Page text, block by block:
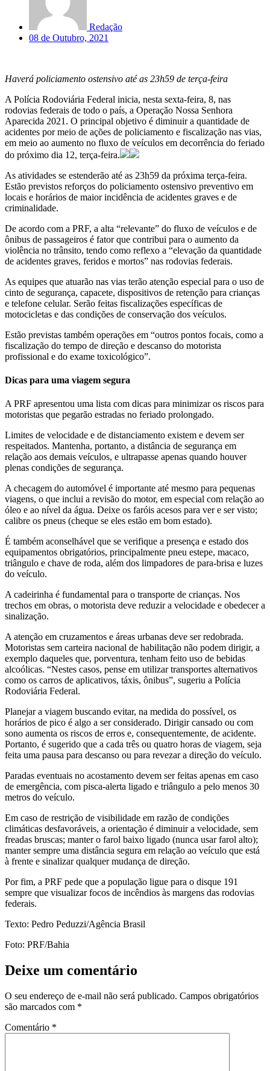
Redação
08 de Outubro, 2021
Haverá policiamento ostensivo até as 23h59 de terça-feira
A Polícia Rodoviária Federal inicia, nesta sexta-feira, 8, nas
rodovias federais de todo o país, a Operação Nossa Senhora
Aparecida 2021. O principal objetivo é diminuir a quantidade de
acidentes por meio de ações de policiamento e fiscalização nas vias,
em meio ao aumento no fluxo de veículos em decorrência do feriado
do próximo dia 12, terça-feira.
As atividades se estenderão até as 23h59 da próxima terça-feira.
Estão previstos reforços do policiamento ostensivo preventivo em
locais e horários de maior incidência de acidentes graves e de
criminalidade.
De acordo com a PRF, a alta “relevante” do fluxo de veículos e de
ônibus de passageiros é fator que contribui para o aumento da
violência no trânsito, tendo como reflexo a “elevação da quantidade
de acidentes graves, feridos e mortos” nas rodovias federais.
As equipes que atuarão nas vias terão atenção especial para o uso de
cinto de segurança, capacete, dispositivos de retenção para crianças
e telefone celular. Serão feitas fiscalizações específicas de
motocicletas e das condições de conservação dos veículos.
Estão previstas também operações em “outros pontos focais, como a
fiscalização do tempo de direção e descanso do motorista
profissional e do exame toxicológico”.
Dicas para uma viagem segura
A PRF apresentou uma lista com dicas para minimizar os riscos para
motoristas que pegarão estradas no feriado prolongado.
Limites de velocidade e de distanciamento existem e devem ser
respeitados. Mantenha, portanto, a distância de segurança em
relação aos demais veículos, e ultrapasse apenas quando houver
plenas condições de segurança.
A checagem do automóvel é importante até mesmo para pequenas
viagens, o que inclui a revisão do motor, em especial com relação ao
óleo e ao nível da água. Deixe os faróis acesos para ver e ser visto;
calibre os pneus (cheque se eles estão em bom estado).
É também aconselhável que se verifique a presença e estado dos
equipamentos obrigatórios, principalmente pneu estepe, macaco,
triângulo e chave de roda, além dos limpadores de para-brisa e luzes
do veículo.
A cadeirinha é fundamental para o transporte de crianças. Nos
trechos em obras, o motorista deve reduzir a velocidade e obedecer a
sinalização.
A atenção em cruzamentos e áreas urbanas deve ser redobrada.
Motoristas sem carteira nacional de habilitação não podem dirigir, a
exemplo daqueles que, porventura, tenham feito uso de bebidas
alcoólicas. “Nestes casos, pense em utilizar transportes alternativos
como os carros de aplicativos, táxis, ônibus”, sugeriu a Polícia
Rodoviária Federal.
Planejar a viagem buscando evitar, na medida do possível, os
horários de pico é algo a ser considerado. Dirigir cansado ou com
sono aumenta os riscos de erros e, consequentemente, de acidente.
Portanto, é sugerido que a cada três ou quatro horas de viagem, seja
feita uma pausa para descanso ou para revezar a direção do veículo.
Paradas eventuais no acostamento devem ser feitas apenas em caso
de emergência, com pisca-alerta ligado e triângulo a pelo menos 30
metros do veículo.
Em caso de restrição de visibilidade em razão de condições
climáticas desfavoráveis, a orientação é diminuir a velocidade, sem
freadas bruscas; manter o farol baixo ligado (nunca usar farol alto);
manter sempre uma distância segura em relação ao veículo que está
à frente e sinalizar qualquer mudança de direção.
Por fim, a PRF pede que a população ligue para o disque 191
sempre que visualizar focos de incêndios às margens das rodovias
federais.
Texto: Pedro Peduzzi/Agência Brasil
Foto: PRF/Bahia
Deixe um comentário
O seu endereço de e-mail não será publicado. Campos obrigatórios
são marcados com *
Comentário *